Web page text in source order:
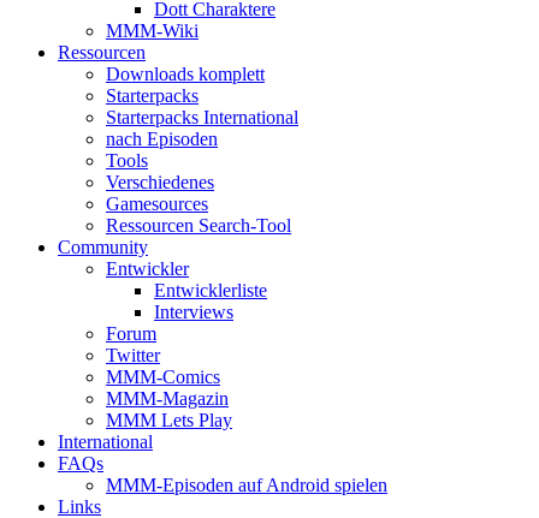
Dott Charaktere
MMM-Wiki
Ressourcen
Downloads komplett
Starterpacks
Starterpacks International
nach Episoden
Tools
Verschiedenes
Gamesources
Ressourcen Search-Tool
Community
Entwickler
Entwicklerliste
Interviews
Forum
Twitter
MMM-Comics
MMM-Magazin
MMM Lets Play
International
FAQs
MMM-Episoden auf Android spielen
Links